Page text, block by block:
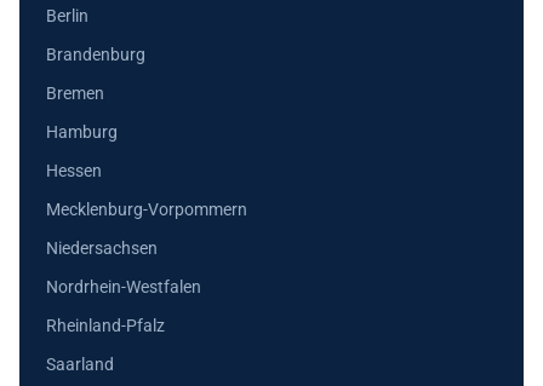
Berlin
Brandenburg
Bremen
Hamburg
Hessen
Mecklenburg-Vorpommern
Niedersachsen
Nordrhein-Westfalen
Rheinland-Pfalz
Saarland